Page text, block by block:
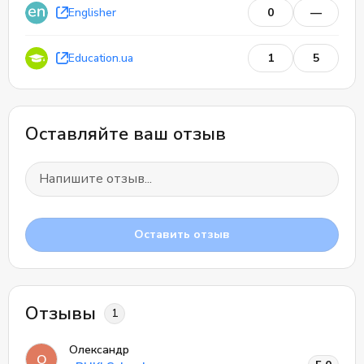
Englisher 0 —
Education.ua 1 5
Оставляйте ваш отзыв
Оставить отзыв
Отзывы 1
О
Олександр